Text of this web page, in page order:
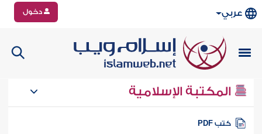
عربي دخول
المكتبة الإسلامية